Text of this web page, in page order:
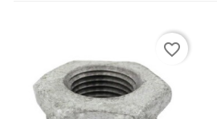
favorite_border